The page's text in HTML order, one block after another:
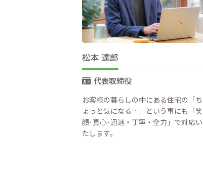
松本 達郎
代表取締役
お客様の暮らしの中にある住宅の「ち
ょっと気になる…」という事にも「笑
顔･真心･迅速・丁寧・全力」で対応い
たします。